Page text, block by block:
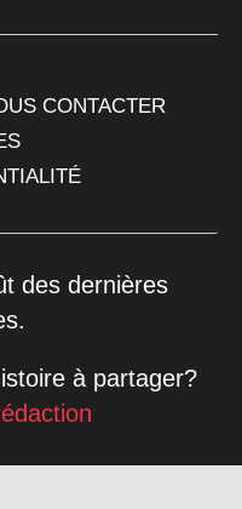
CONTACTER
des dernières
à partager?